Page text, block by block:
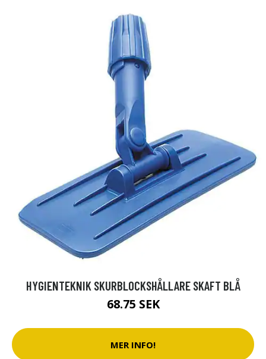
HYGIENTEKNIK SKURBLOCKSHÅLLARE SKAFT BLÅ
68.75 SEK
MER INFO!